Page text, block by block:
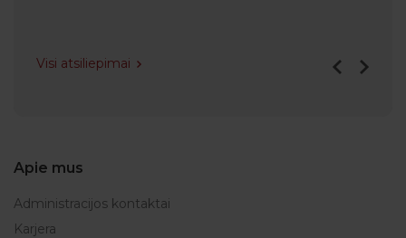
Visi atsiliepimai
Apie mus
Administracijos kontaktai
Karjera